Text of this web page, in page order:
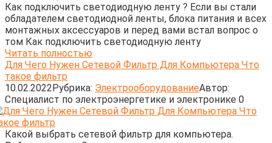
Как подключить светодиодную ленту ? Если вы стали
обладателем светодиодной ленты, блока питания и всех
монтажных аксессуаров и перед вами встал вопрос о
том Как подключить светодиодную ленту
Читать полностью
Для Чего Нужен Сетевой Фильтр Для Компьютера Что
такое фильтр
10.02.2022Рубрика: ЭлектрооборудованиеАвтор:
Cпециалист по электроэнергетике и электронике 0
Какой выбрать сетевой фильтр для компьютера.